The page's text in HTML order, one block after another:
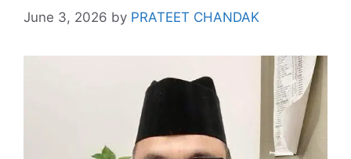
June 3, 2026 by PRATEET CHANDAK